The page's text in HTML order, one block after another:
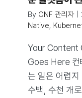
By CNF 관리자
Native,
Your Content
Goes Here 컨
는 일은 어렵
수백, 수천 개